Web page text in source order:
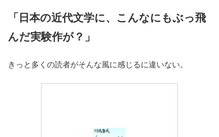
「日本の近代文学に、こんなにもぶっ飛
んだ実験作が？」
きっと多くの読者がそんな風に感じるに違いない。